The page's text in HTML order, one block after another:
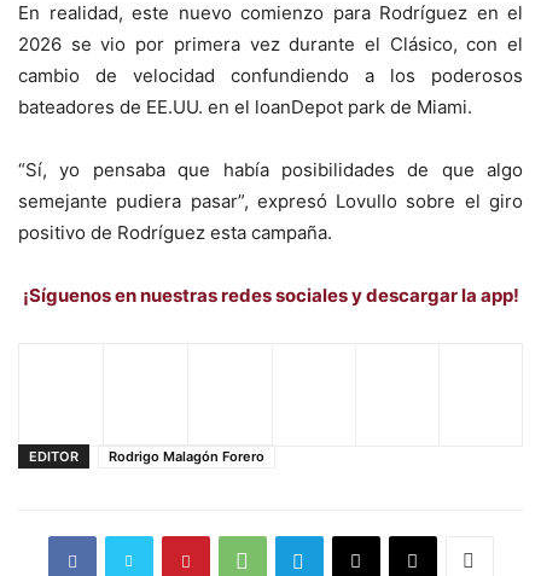
En realidad, este nuevo comienzo para Rodríguez en el
2026 se vio por primera vez durante el Clásico, con el
cambio de velocidad confundiendo a los poderosos
bateadores de EE.UU. en el loanDepot park de Miami.
“Sí, yo pensaba que había posibilidades de que algo
semejante pudiera pasar”, expresó Lovullo sobre el giro
positivo de Rodríguez esta campaña.
¡Síguenos en nuestras redes sociales y descargar la app!
EDITOR Rodrigo Malagón Forero